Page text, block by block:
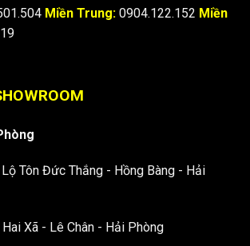
Miền Trung: 0904.122.152 Miền
Tôn Đức Thắng - Hồng Bàng - Hải
Xã - Lê Chân - Hải Phòng